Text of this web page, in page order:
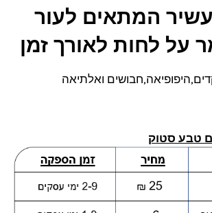
המתאים לעור
על לחות לאורך זמן
ואלתיאה
טבע סטוק